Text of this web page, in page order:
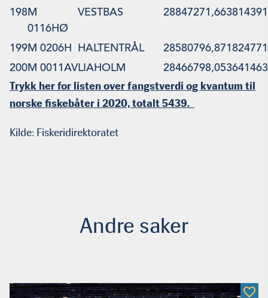
198M
0116HØ
VESTBAS 28847271,66
199M 0206H HALTENTRÅL 28580796,87
200M 0011AVLIAHOLM 28466798,05
Trykk her for listen over fangstverdi og kvantum til
norske fiskebåter i 2020, totalt 5439.
Kilde: Fiskeridirektoratet
Andre saker